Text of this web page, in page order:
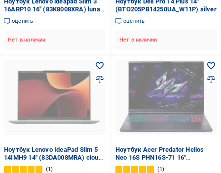
16ARP10 16" (83K8008XRA) luna
grey
оценить
Нет в наличии
(BTO205PB14250UA_W11P) silver
оценить
Нет в наличии
Ноутбук Lenovo IdeaPad Slim 5
14IMH9 14" (83DA008MRA) cloud
grey
1
Ноутбук Acer Predator Helios
Neo 16S PHN16S-71 16"
(NH.QZFEU.002) abyssal black
1